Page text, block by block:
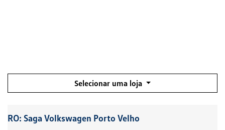
Selecionar uma loja
RO: Saga Volkswagen Porto Velho